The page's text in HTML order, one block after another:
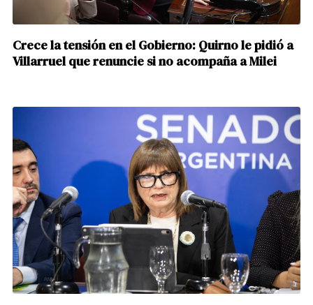
Crece la tensión en el Gobierno: Quirno le pidió a
Villarruel que renuncie si no acompaña a Milei